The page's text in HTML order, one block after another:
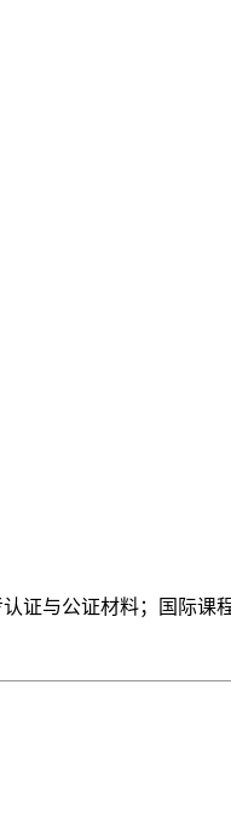
证与公证材料；国际课